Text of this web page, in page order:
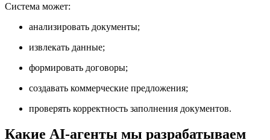
Система может:
анализировать документы;
извлекать данные;
формировать договоры;
создавать коммерческие предложения;
проверять корректность заполнения документов.
Какие AI-агенты мы разрабатываем